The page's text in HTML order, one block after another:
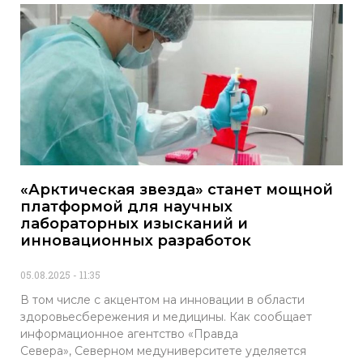
«Арктическая звезда» станет мощной
платформой для научных
лабораторных изысканий и
инновационных разработок
05.08.2025 11:35
В том числе с акцентом на инновации в области
здоровьесбережения и медицины. Как сообщает
информационное агентство «Правда
Севера», Северном медуниверситете уделяется